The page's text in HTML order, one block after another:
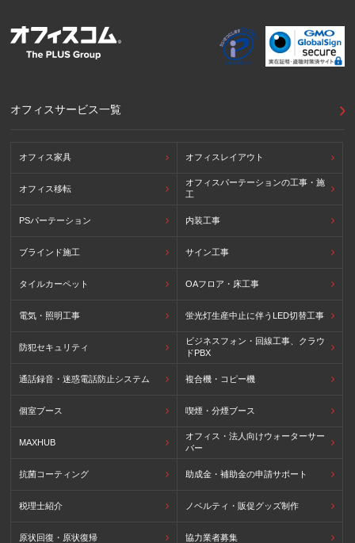
外国における個人情報の保護に関する制度等の詳細は以下を
ご確認下さい。
オフィスサービス一覧
オフィス家具 オフィスレイアウト
オフィス移転
オフィスパーテーションの工事・施
工
PSパーテーション 内装工事
ブラインド施工 サイン工事
タイルカーペット OAフロア・床工事
電気・照明工事 蛍光灯生産中止に伴うLED切替工事
防犯セキュリティ
ビジネスフォン・回線工事、クラウ
ドPBX
通話録音・迷惑電話防止システム 複合機・コピー機
個室ブース 喫煙・分煙ブース
MAXHUB
オフィス・法人向けウォーターサー
バー
抗菌コーティング 助成金・補助金の申請サポート
税理士紹介 ノベルティ・販促グッズ制作
原状回復・原状復帰 協力業者募集